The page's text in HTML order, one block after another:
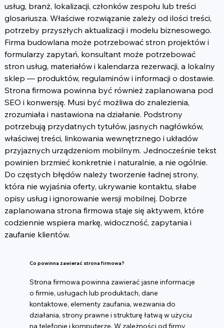
usług, branż, lokalizacji, członków zespołu lub treści
glosariusza. Właściwe rozwiązanie zależy od ilości treści,
potrzeby przyszłych aktualizacji i modelu biznesowego.
Firma budowlana może potrzebować stron projektów i
formularzy zapytań, konsultant może potrzebować
stron usług, materiałów i kalendarza rezerwacji, a lokalny
sklep — produktów, regulaminów i informacji o dostawie.
Strona firmowa powinna być również zaplanowana pod
SEO i konwersję. Musi być możliwa do znalezienia,
zrozumiała i nastawiona na działanie. Podstrony
potrzebują przydatnych tytułów, jasnych nagłówków,
właściwej treści, linkowania wewnętrznego i układów
przyjaznych urządzeniom mobilnym. Jednocześnie tekst
powinien brzmieć konkretnie i naturalnie, a nie ogólnie.
Do częstych błędów należy tworzenie ładnej strony,
która nie wyjaśnia oferty, ukrywanie kontaktu, słabe
opisy usług i ignorowanie wersji mobilnej. Dobrze
zaplanowana strona firmowa staje się aktywem, które
codziennie wspiera markę, widoczność, zapytania i
zaufanie klientów.
Co powinna zawierać strona firmowa?
Strona firmowa powinna zawierać jasne informacje
o firmie, usługach lub produktach, dane
kontaktowe, elementy zaufania, wezwania do
działania, strony prawne i strukturę łatwą w użyciu
na telefonie i komputerze. W zależności od firmy